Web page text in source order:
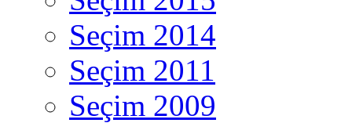
Seçim 2014
Seçim 2011
Seçim 2009